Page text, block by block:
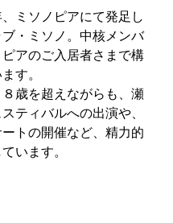
ミソノピアにて発足し
・ミソノ。中核メンバ
アのご入居者さまで構
す。
歳を超えながらも、 瀬
ティバルへの出演や、
トの開催など、精力的
います。